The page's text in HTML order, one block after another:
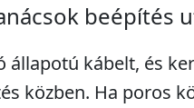
beépítés
állapotú kábelt, és
közben. Ha poros